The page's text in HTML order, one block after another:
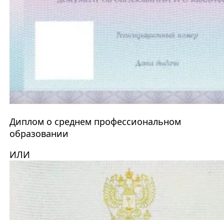
Диплом о среднем профессиональном
образовании
ИЛИ